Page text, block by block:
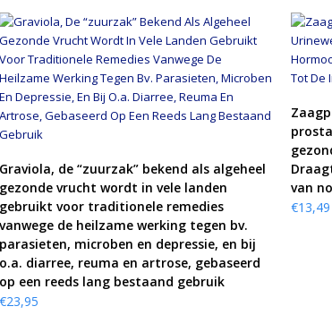
KOOP PRODUCT
Graviola, de “zuurzak” bekend als algeheel
gezonde vrucht wordt in vele landen
gebruikt voor traditionele remedies
vanwege de heilzame werking tegen bv.
parasieten, microben en depressie, en bij
o.a. diarree, reuma en artrose, gebaseerd
op een reeds lang bestaand gebruik
€23,95
van
€13,49